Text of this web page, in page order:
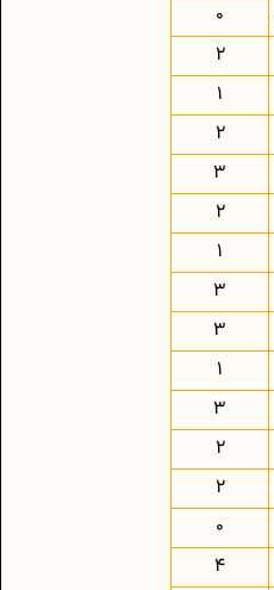
0
2
1
2
3
2
1
3
3
1
3
2
2
0
4